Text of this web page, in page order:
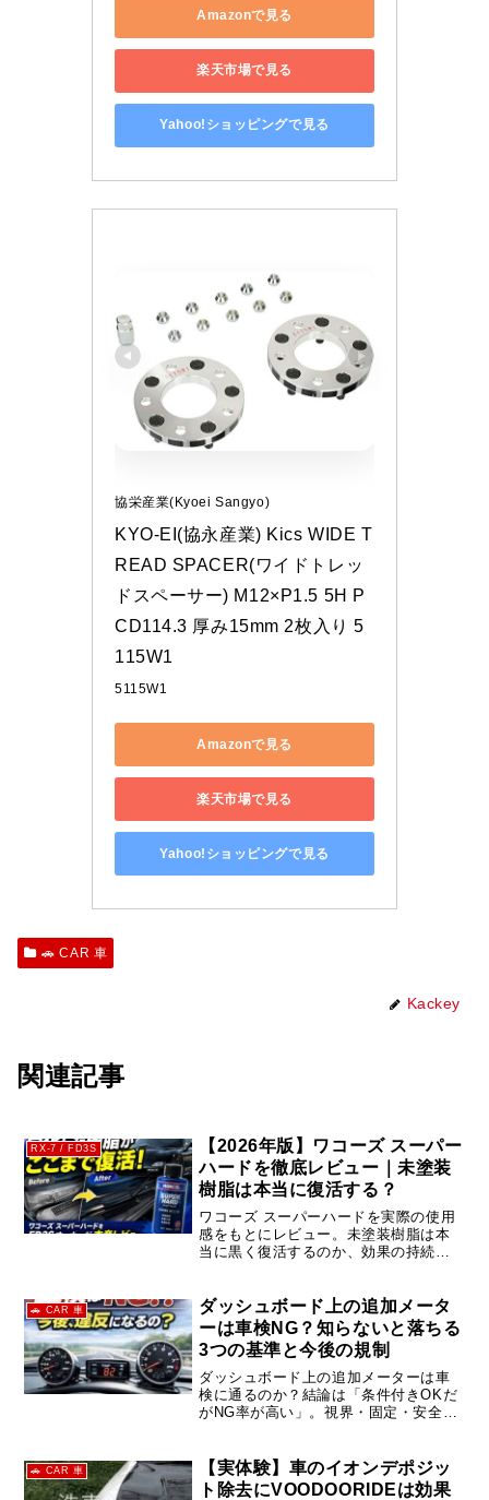
Amazonで見る
楽天市場で見る
Yahoo!ショッピングで見る
協栄産業(Kyoei Sangyo)
KYO-EI(協永産業) Kics WIDE T
READ SPACER(ワイドトレッ
ドスペーサー) M12×P1.5 5H P
CD114.3 厚み15mm 2枚入り 5
115W1
5115W1
Amazonで見る
楽天市場で見る
Yahoo!ショッピングで見る
🚗 CAR 車
Kackey
関連記事
RX-7 / FD3S
【2026年版】ワコーズ スーパー
ハードを徹底レビュー｜未塗装
樹脂は本当に復活する？
ワコーズ スーパーハードを実際の使用
感をもとにレビュー。未塗装樹脂は本
当に黒く復活するのか、効果の持続期
目線で詳しく解説します。
🚗 CAR 車
ダッシュボード上の追加メータ
ーは車検NG？知らないと落ちる
3つの基準と今後の規制
ダッシュボード上の追加メーターは車
検に通るのか？結論は「条件付きOKだ
がNG率が高い」。視界・固定・安全基
説。
🚗 CAR 車
【実体験】車のイオンデポジッ
ト除去にVOODOORIDEは効果